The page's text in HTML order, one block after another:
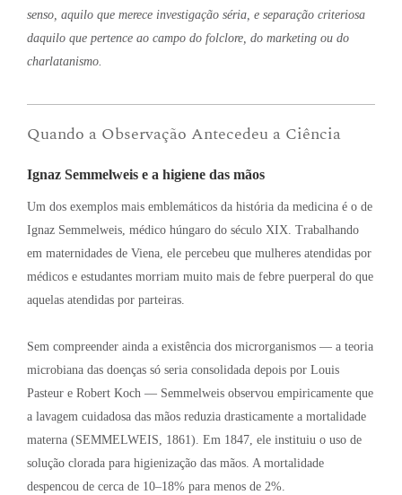
senso, aquilo que merece investigação séria, e separação criteriosa
daquilo que pertence ao campo do folclore, do marketing ou do
charlatanismo.
Quando a Observação Antecedeu a Ciência
Ignaz Semmelweis e a higiene das mãos
Um dos exemplos mais emblemáticos da história da medicina é o de
Ignaz Semmelweis, médico húngaro do século XIX. Trabalhando
em maternidades de Viena, ele percebeu que mulheres atendidas por
médicos e estudantes morriam muito mais de febre puerperal do que
aquelas atendidas por parteiras.
Sem compreender ainda a existência dos microrganismos — a teoria
microbiana das doenças só seria consolidada depois por Louis
Pasteur e Robert Koch — Semmelweis observou empiricamente que
a lavagem cuidadosa das mãos reduzia drasticamente a mortalidade
materna (SEMMELWEIS, 1861). Em 1847, ele instituiu o uso de
solução clorada para higienização das mãos. A mortalidade
despencou de cerca de 10–18% para menos de 2%.